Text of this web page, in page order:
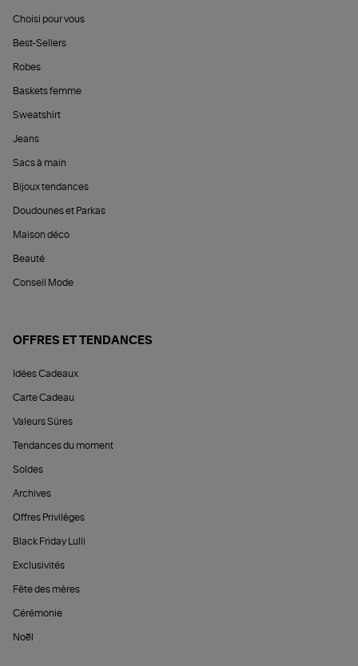
Choisi pour vous
Best-Sellers
Robes
Baskets femme
Sweatshirt
Jeans
Sacs à main
Bijoux tendances
Doudounes et Parkas
Maison déco
Beauté
Conseil Mode
OFFRES ET TENDANCES
Idées Cadeaux
Carte Cadeau
Valeurs Sûres
Tendances du moment
Soldes
Archives
Offres Privilèges
Black Friday Lulli
Exclusivités
Fête des mères
Cérémonie
Noël